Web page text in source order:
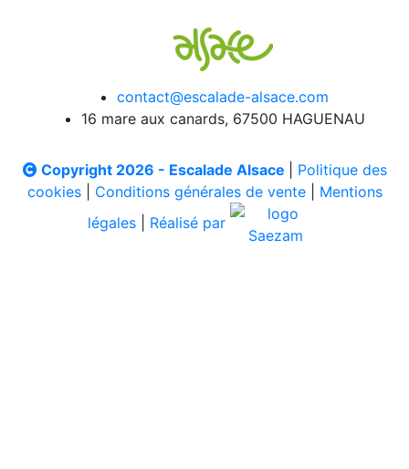
contact@escalade-alsace.com
16 mare aux canards, 67500 HAGUENAU
Copyright 2026 - Escalade Alsace
Politique des
cookies| Conditions générales de vente| Mentions
légales
Réalisé par